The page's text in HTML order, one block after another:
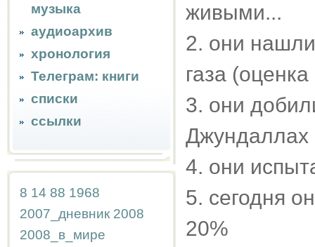
музыка
аудиоархив
хронология
Телеграм: книги
списки
ссылки
8 14 88 1968
2007_дневник 2008
2008_в_мире
живыми...
2. они
газа
3. они
Джундаллах
4. они
5. сегодня
20%